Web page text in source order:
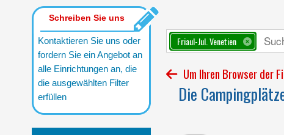
Schreiben Sie uns
Kontaktieren Sie uns oder
fordern Sie ein Angebot an
alle Einrichtungen an, die
die ausgewählten Filter
erfüllen
Friaul-Jul. Venetien
Um Ihren Browser der
Die